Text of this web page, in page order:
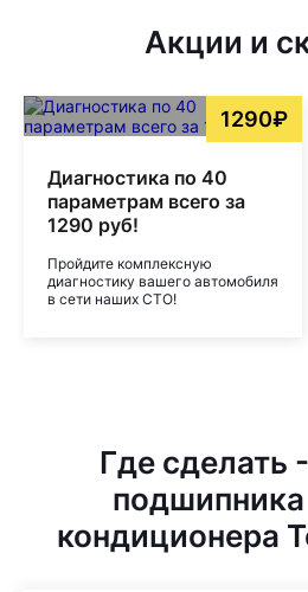
Акции и
1290₽
Диагностика по 40
параметрам всего за
1290 руб!
Пройдите комплексную
диагностику вашего автомобиля
в сети наших СТО!
Где сделать
подшипника
кондиционера